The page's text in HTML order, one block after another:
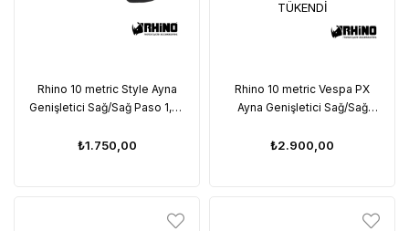
Rhino 10 metric Style Ayna
Genişletici Sağ/Sağ Paso 1,25
₺1.750,00
TÜKENDI
Rhino 10 metric Vespa PX
Ayna Genişletici Sağ/Sağ
₺2.900,00